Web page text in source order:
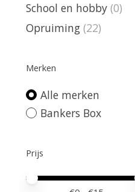
School en hobby (0)
Opruiming (22)
Merken
Alle merken
Bankers Box
Prijs
Minimale prijswaarde
Price maximum value